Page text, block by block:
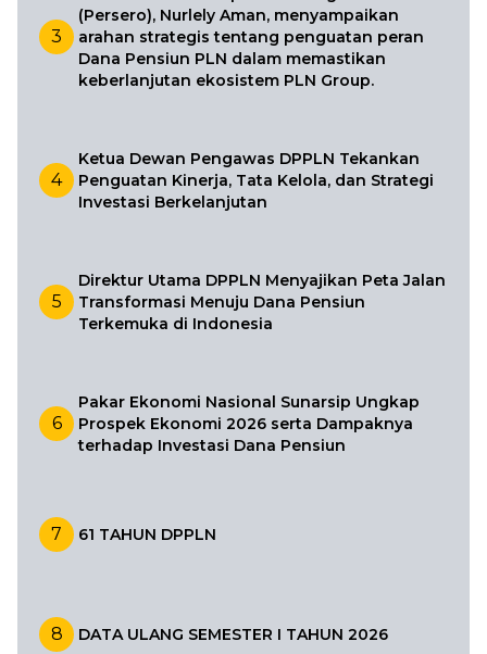
3
(Persero), Nurlely Aman, menyampaikan
arahan strategis tentang penguatan peran
Dana Pensiun PLN dalam memastikan
keberlanjutan ekosistem PLN Group.
4
Ketua Dewan Pengawas DPPLN Tekankan
Penguatan Kinerja, Tata Kelola, dan Strategi
Investasi Berkelanjutan
5
Direktur Utama DPPLN Menyajikan Peta Jalan
Transformasi Menuju Dana Pensiun
Terkemuka di Indonesia
6
Pakar Ekonomi Nasional Sunarsip Ungkap
Prospek Ekonomi 2026 serta Dampaknya
terhadap Investasi Dana Pensiun
7 61 TAHUN DPPLN
8 DATA ULANG SEMESTER I TAHUN 2026